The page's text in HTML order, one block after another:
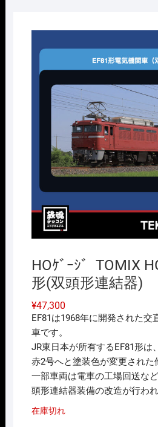
HOｹﾞｰｼﾞ TOMIX
形(双頭形連結器)
¥47,300
EF81は1968年に開発された交
車です。
JR東日本が所有するEF81形は
赤2号へと塗装色が変更された
一部車両は電車の工場回送な
頭形連結器装備の改造が行われ
在庫切れ